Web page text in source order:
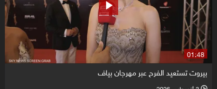
01:48
بيروت تستعيد الفرح عبر مهرجان بياف